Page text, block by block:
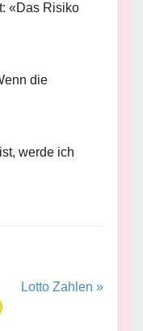
«Das Risiko
die
werde ich
Lotto Zahlen »